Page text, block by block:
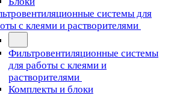
системы для
с клеями и растворителями
Фильтровентиляционные системы
для работы с клеями и
растворителями
Комплекты и блоки